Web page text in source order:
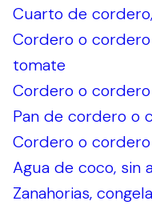
Cuarto de
Cordero o
tomate
Cordero o
Pan de cordero o
Cordero o
Agua de coco, sin
Zanahorias,